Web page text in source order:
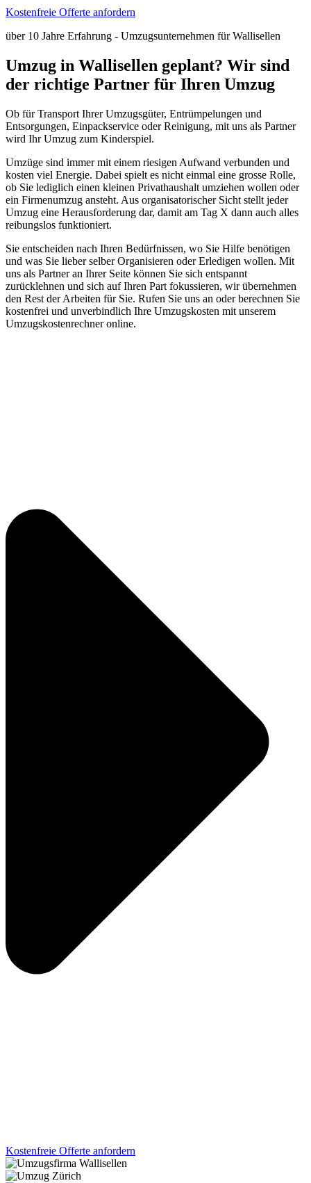
Kostenfreie Offerte anfordern
über 10 Jahre Erfahrung - Umzugsunternehmen für Wallisellen
Umzug in Wallisellen geplant? Wir sind
der richtige Partner für Ihren Umzug
Ob für Transport Ihrer Umzugsgüter, Entrümpelungen und
Entsorgungen, Einpackservice oder Reinigung, mit uns als Partner
wird Ihr Umzug zum Kinderspiel.
Umzüge sind immer mit einem riesigen Aufwand verbunden und
kosten viel Energie. Dabei spielt es nicht einmal eine grosse Rolle,
ob Sie lediglich einen kleinen Privathaushalt umziehen wollen oder
ein Firmenumzug ansteht. Aus organisatorischer Sicht stellt jeder
Umzug eine Herausforderung dar, damit am Tag X dann auch alles
reibungslos funktioniert.
Sie entscheiden nach Ihren Bedürfnissen, wo Sie Hilfe benötigen
und was Sie lieber selber Organisieren oder Erledigen wollen. Mit
uns als Partner an Ihrer Seite können Sie sich entspannt
zurücklehnen und sich auf Ihren Part fokussieren, wir übernehmen
den Rest der Arbeiten für Sie. Rufen Sie uns an oder berechnen Sie
kostenfrei und unverbindlich Ihre Umzugskosten mit unserem
Umzugskostenrechner online.
Kostenfreie Offerte anfordern